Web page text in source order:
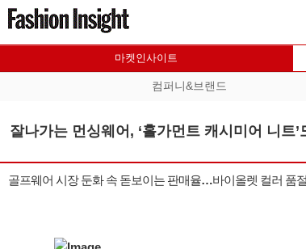
마켓인사이트
컴퍼니&브랜드
잘나가는 먼싱웨어, ‘홀가먼트 캐시미어 니트’
골프웨어 시장 둔화 속 돋보이는 판매율…바이올렛 컬러 품